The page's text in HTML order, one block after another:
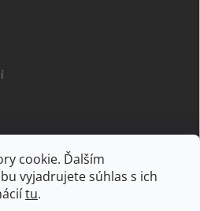
cookie. Ďalším
vyjadrujete súhlas s ich
tu.